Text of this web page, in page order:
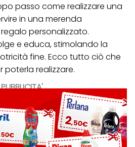
PUBBLICITA'
passo come realizzare una
in una merenda
personalizzato.
e educa, stimolando la
fine. Ecco tutto ciò che
poterla realizzare.